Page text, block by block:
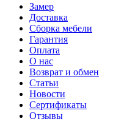
Замер
Доставка
Сборка мебели
Гарантия
Оплата
О нас
Возврат и обмен
Статьи
Новости
Сертификаты
Отзывы